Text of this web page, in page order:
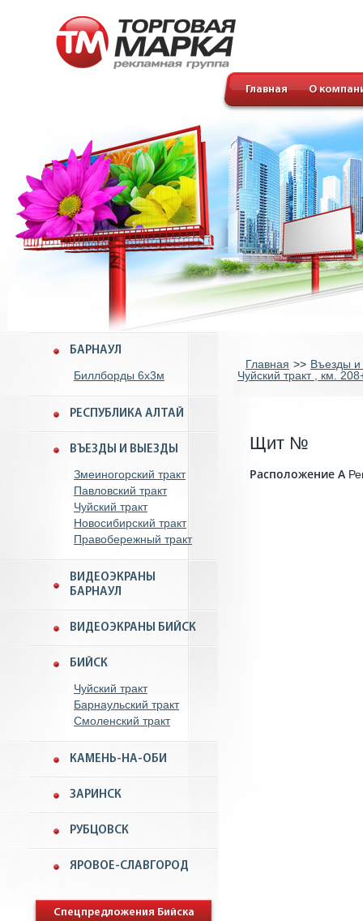
Главная О
БАРНАУЛ
Биллборды 6x3м
РЕСПУБЛИКА АЛТАЙ
ВЪЕЗДЫ И ВЫЕЗДЫ
Змеиногорский тракт
Павловский тракт
Чуйский тракт
Новосибирский тракт
Правобережный тракт
ВИДЕОЭКРАНЫ
БАРНАУЛ
ВИДЕОЭКРАНЫ БИЙСК
БИЙСК
Чуйский тракт
Барнаульский тракт
Смоленский тракт
КАМЕНЬ-НА-ОБИ
ЗАРИНСК
РУБЦОВСК
ЯРОВОЕ-СЛАВГОРОД
Спецпредложения Бийска
Главная >> Въезды
Чуйский тракт , км.
Щит №
Расположение A